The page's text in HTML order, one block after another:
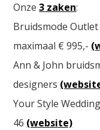
Onze3 zaken:
Bruidsmode
maximaal € 995,-
Ann & John
designers
Your Style
46 (website)